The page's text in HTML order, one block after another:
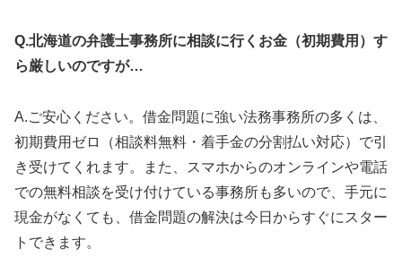
Q.北海道の弁護士事務所に相談に行くお金（初期費用）す
ら厳しいのですが…
A.ご安心ください。借金問題に強い法務事務所の多くは、
初期費用ゼロ（相談料無料・着手金の分割払い対応）で引
き受けてくれます。また、スマホからのオンラインや電話
での無料相談を受け付けている事務所も多いので、手元に
現金がなくても、借金問題の解決は今日からすぐにスター
トできます。